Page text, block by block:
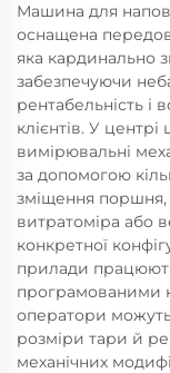
Машина для
оснащена
яка кардинально
забезпечуючи
рентабельність і
клієнтів. У
вимірювальні
за допомогою
зміщення поршня,
витратоміра або
конкретної
прилади працюють
програмованими
оператори можуть
розміри тари й
механічних